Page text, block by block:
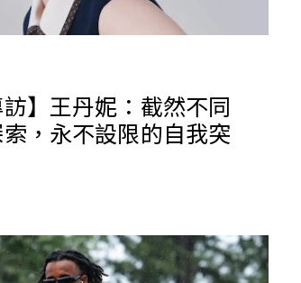
訪】王丹妮：截然不同
，永不設限的自我突